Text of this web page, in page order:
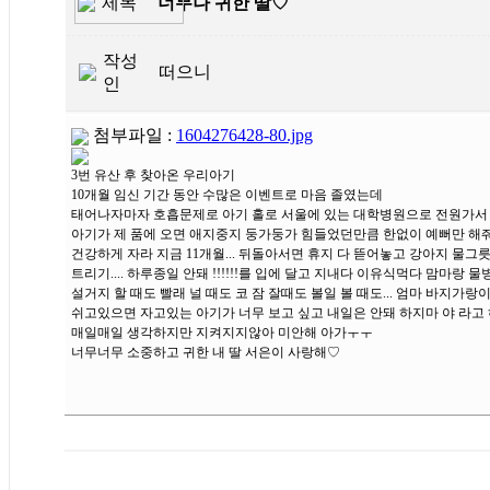
작성
인
떠으니
첨부파일 : 1604276428-80.jpg
3번 유산 후 찾아온 우리아기
10개월 임신 기간 동안 수많은 이벤트로 마음 졸였는데
태어나자마자 호흡문제로 아기 홀로 서울에 있는 대학병원으로 전원가
아기가 제 품에 오면 애지중지 둥가둥가 힘들었던만큼 한없이 예뻐만 해
건강하게 자라 지금 11개월... 뒤돌아서면 휴지 다 뜯어놓고 강아지 물
트리기.... 하루종일 안돼 !!!!!!를 입에 달고 지내다 이유식먹다 맘마랑
설거지 할 때도 빨래 널 때도 코 잠 잘때도 볼일 볼 때도... 엄마 바지가
쉬고있으면 자고있는 아기가 너무 보고 싶고 내일은 안돼 하지마 야 라
매일매일 생각하지만 지켜지지않아 미안해 아가ㅜㅜ
너무너무 소중하고 귀한 내 딸 서은이 사랑해♡